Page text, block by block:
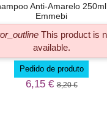
Anti-Amarelo
Emmebi
This product is
available.
Pedido de produto
6,15 €8,20 €